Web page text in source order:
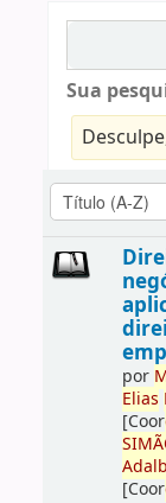
Sua
por
Elias
[Coor
[Coor